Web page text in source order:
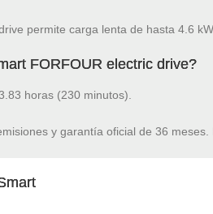
permite carga lenta de hasta 4.6 kW
FORFOUR electric drive?
horas (230 minutos).
y garantía oficial de 36